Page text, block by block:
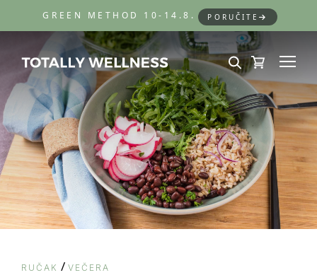
GREEN METHOD 10-14.8. PORUČITE
RUČAK /VEČERA